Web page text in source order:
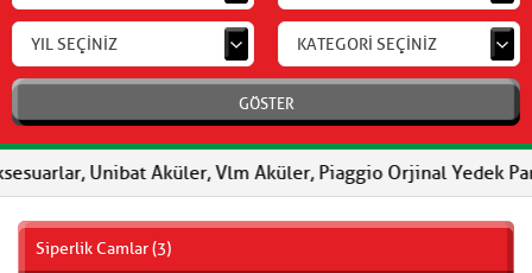
YIL SEÇİNİZ KATEGORİ SEÇİNİZ
GÖSTER
Unibat Aküler, Vlm Aküler, Piaggio Orjinal Yedek
Siperlik Camlar (3)